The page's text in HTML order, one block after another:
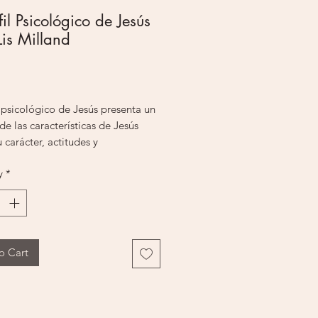
Psicológico de Jesús
Milland
de Jesús presenta un
las características de Jesús
carácter, actitudes y
Jesús muestra en detalle cómo
en el campo de las emociones
demostró una personalidad
*
Cart